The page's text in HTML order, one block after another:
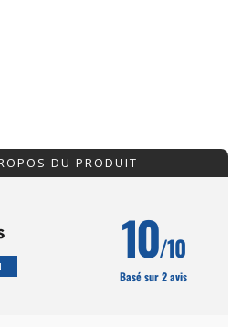
DU PRODUIT
10/10
Basé sur 2 avis